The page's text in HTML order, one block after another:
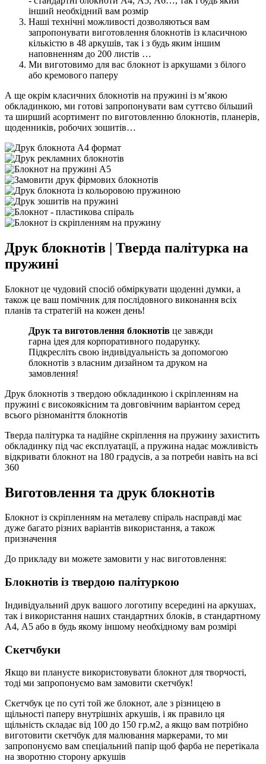
інший необхідний вам розмір
Наші технічні можливості дозволяються вам
запропонувати виготовлення блокнотів із класичною
кількістю в 48 аркушів, так і з будь яким іншим
наповненням до 200 листів …
Ми виготовимо для вас блокнот із аркушами з білого
або кремового паперу
А ще окрім класичних блокнотів на пружині із м’якою
обкладинкою, ми готові запропонувати вам суттєво більший
та ширший асортимент по виготовленню блокнотів, планерів,
щоденників, робочих зошитів…
Друк блокнотів | Тверда палітурка на
пружині
Блокнот це чудовий спосіб обміркувати щоденні думки, а
також це ваш помічник для послідовного виконання всіх
планів та стратегій на кожен день!
Друк та виготовлення блокнотів це завжди
гарна ідея для корпоративного подарунку.
Підкресліть свою індивідуальність за допомогою
блокнотів з власним дизайном та друком на
замовлення!
Друк блокнотів з твердою обкладинкою і скріпленням на
пружині є високоякісним та довговічним варіантом серед
всього різноманіття блокнотів
Тверда палітурка та надійне скріплення на пружину захистить
обкладинку під час експлуатації, а пружина надає можливість
відкривати блокнот на 180 градусів, а за потреби навіть на всі
360
Виготовлення та друк блокнотів
Блокнот із скріпленням на металеву спіраль насправді має
дуже багато різних варіантів використання, а також
призначення
До прикладу ви можете замовити у нас виготовлення:
Блокнотів із твердою палітуркою
Індивідуальний друк вашого логотипу всередині на аркушах,
так і використання наших стандартних блоків, в стандартному
А4, А5 або в будь якому іншому необхідному вам розмірі
Скетчбуки
Якщо ви плануєте використовувати блокнот для творчості,
тоді ми запропонуємо вам замовити скетчбук!
Скетчбук це по суті той же блокнот, але з різницею в
щільності паперу внутрішніх аркушів, і як правило ця
щільність складає від 100 до 150 гр.м2, а якщо вам потрібно
виготовити скетчбук для малювання маркерами, то ми
запропонуємо вам спеціальний папір щоб фарба не перетікала
на зворотню сторону аркушів